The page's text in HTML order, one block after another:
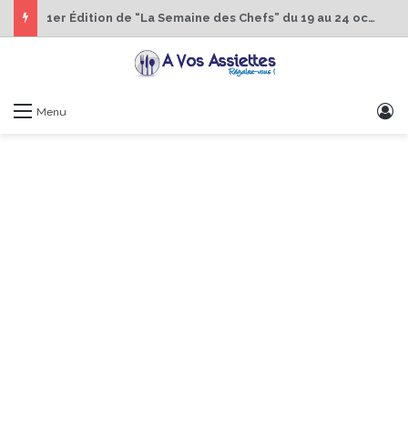
1er Édition de “La Semaine des Chefs” du 19 au 24 octobre 2026
Menu